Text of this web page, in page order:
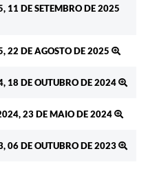
DE SETEMBRO DE 2025
22 DE AGOSTO DE 2025
18 DE OUTUBRO DE 2024
23 DE MAIO DE 2024
06 DE OUTUBRO DE 2023